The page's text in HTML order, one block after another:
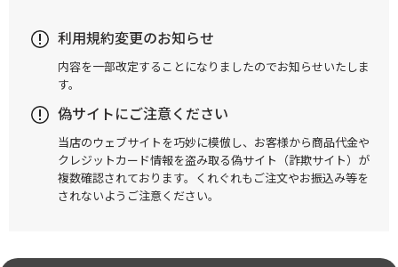
利用規約変更のお知らせ
内容を一部改定することになりましたのでお知らせいたしま
す。
偽サイトにご注意ください
当店のウェブサイトを巧妙に模倣し、お客様から商品代金や
クレジットカード情報を盗み取る偽サイト（詐欺サイト）が
複数確認されております。くれぐれもご注文やお振込み等を
されないようご注意ください。